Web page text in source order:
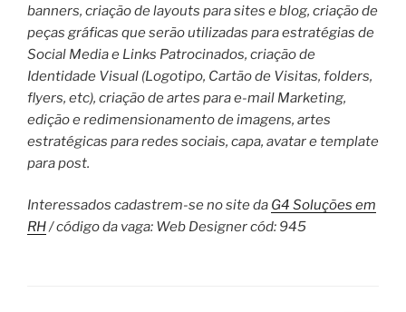
banners, criação de layouts para sites e blog, criação de
peças gráficas que serão utilizadas para estratégias de
Social Media e Links Patrocinados, criação de
Identidade Visual (Logotipo, Cartão de Visitas, folders,
flyers, etc), criação de artes para e-mail Marketing,
edição e redimensionamento de imagens, artes
estratégicas para redes sociais, capa, avatar e template
para post.
Interessados cadastrem-se no site da G4 Soluções em
RH/ código da vaga: Web Designer cód: 945